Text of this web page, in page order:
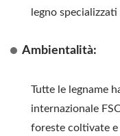
legno
Ambientalità:
Tutte le legname
internazionale
foreste coltivate